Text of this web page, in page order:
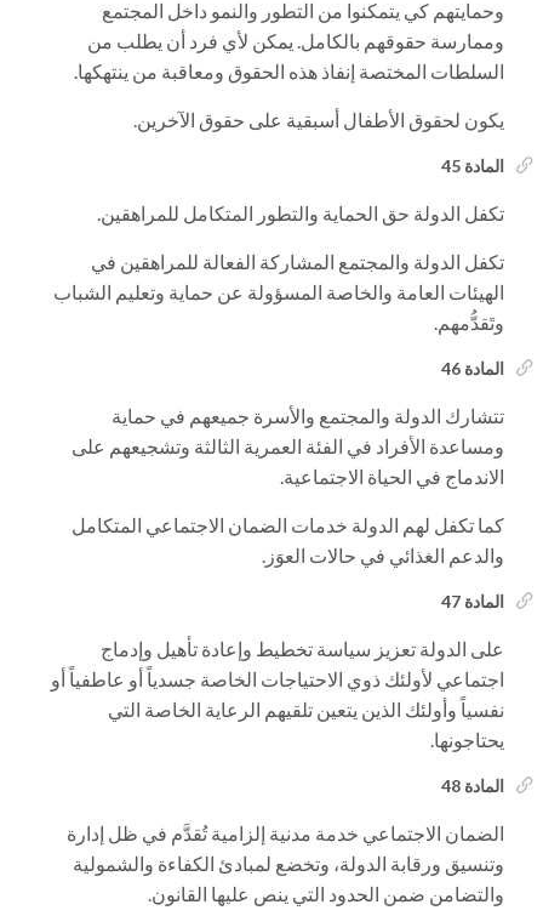
وحمايتهم كي يتمكنوا من التطور والنمو داخل المجتمع
وممارسة حقوقهم بالكامل. يمكن لأي فرد أن يطلب من
السلطات المختصة إنفاذ هذه الحقوق ومعاقبة من ينتهكها.
يكون لحقوق الأطفال أسبقية على حقوق الآخرين.
المادة 45
تكفل الدولة حق الحماية والتطور المتكامل للمراهقين.
تكفل الدولة والمجتمع المشاركة الفعالة للمراهقين في
الهيئات العامة والخاصة المسؤولة عن حماية وتعليم الشباب
وتَقدُّمهم.
المادة 46
تتشارك الدولة والمجتمع والأسرة جميعهم في حماية
ومساعدة الأفراد في الفئة العمرية الثالثة وتشجيعهم على
الاندماج في الحياة الاجتماعية.
كما تكفل لهم الدولة خدمات الضمان الاجتماعي المتكامل
والدعم الغذائي في حالات العوَز.
المادة 47
على الدولة تعزيز سياسة تخطيط وإعادة تأهيل وإدماج
اجتماعي لأولئك ذوي الاحتياجات الخاصة جسدياً أو عاطفياً أو
نفسياً وأولئك الذين يتعين تلقيهم الرعاية الخاصة التي
يحتاجونها.
المادة 48
الضمان الاجتماعي خدمة مدنية إلزامية تُقدَّم في ظل إدارة
وتنسيق ورقابة الدولة، وتخضع لمبادئ الكفاءة والشمولية
والتضامن ضمن الحدود التي ينص عليها القانون.